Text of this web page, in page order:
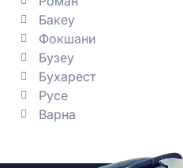
Бакеу
Фокшани
Бузеу
Бухарест
Русе
Варна